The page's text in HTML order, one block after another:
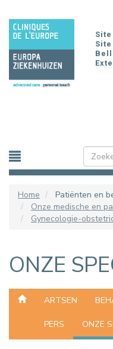
en
naar
inhoud
gaan
Home Patiënten en
Onze medische en
Gynecologie-
ONZE
ARTSEN
PERS ONZE